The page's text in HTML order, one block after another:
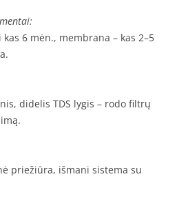
6 mėn., membrana – kas 2–5
didelis TDS lygis – rodo filtrų
priežiūra, išmani sistema su